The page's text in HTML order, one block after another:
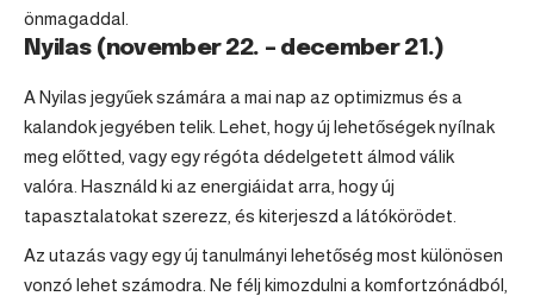
önmagaddal.
Nyilas (november 22. – december 21.)
A Nyilas jegyűek számára a mai nap az optimizmus és a
kalandok jegyében telik. Lehet, hogy új lehetőségek nyílnak
meg előtted, vagy egy régóta dédelgetett álmod válik
valóra. Használd ki az energiáidat arra, hogy új
tapasztalatokat szerezz, és kiterjeszd a látókörödet.
Az utazás vagy egy új tanulmányi lehetőség most különösen
vonzó lehet számodra. Ne félj kimozdulni a komfortzónádból,